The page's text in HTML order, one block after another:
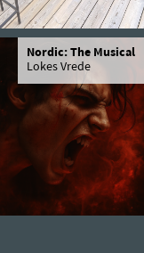
Nordic: The Musical
Lokes Vrede